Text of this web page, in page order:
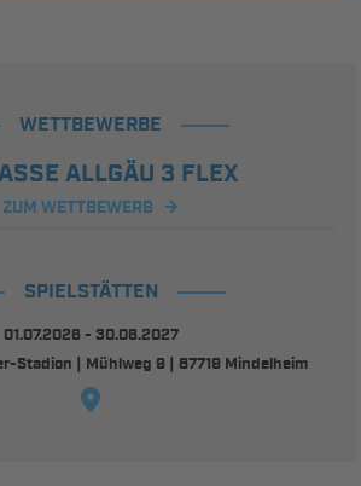
WETTBEWERBE
ALLGÄU 3 FLEX
ZUM WETTBEWERB
SPIELSTÄTTEN
01.07.2026 - 30.06.2027
Stadion | Mühlweg 9 | 87719 Mindelheim